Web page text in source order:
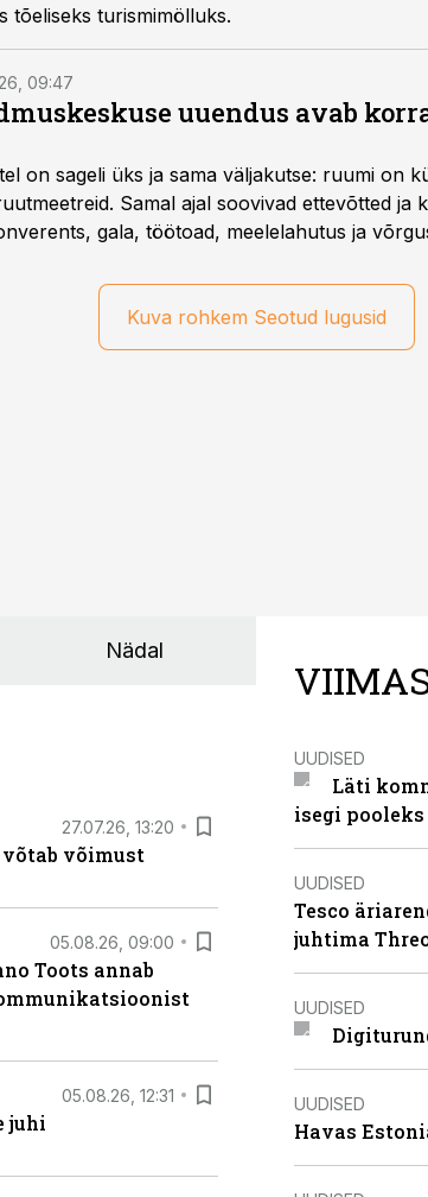
tõeliseks turismimölluks.
09:47
uuendus avab
on sageli üks ja sama väljakutse: ruumi on
Samal ajal soovivad ettevõtted ja
gala, töötoad, meelelahutus ja
mis pakub senisest oluliselt rohkem
Kuva rohkem Seotud lugusid
Nädal
27.07.26, 13:20
võimust
05.08.26, 09:00
Toots annab
05.08.26, 12:31
juhi
UUDISED
Läti
isegi
UUDISED
Tesco
juhtima
UUDISED
UUDISED
Havas